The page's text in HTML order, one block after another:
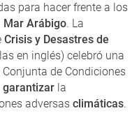
para hacer frente a los
Mar Arábigo. La
Crisis y Desastres de
en inglés) celebró una
de Condiciones
garantizar la
adversas climáticas.